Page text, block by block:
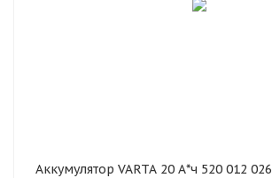
Аккумулятор VARTA 20 А*ч 520 012 026